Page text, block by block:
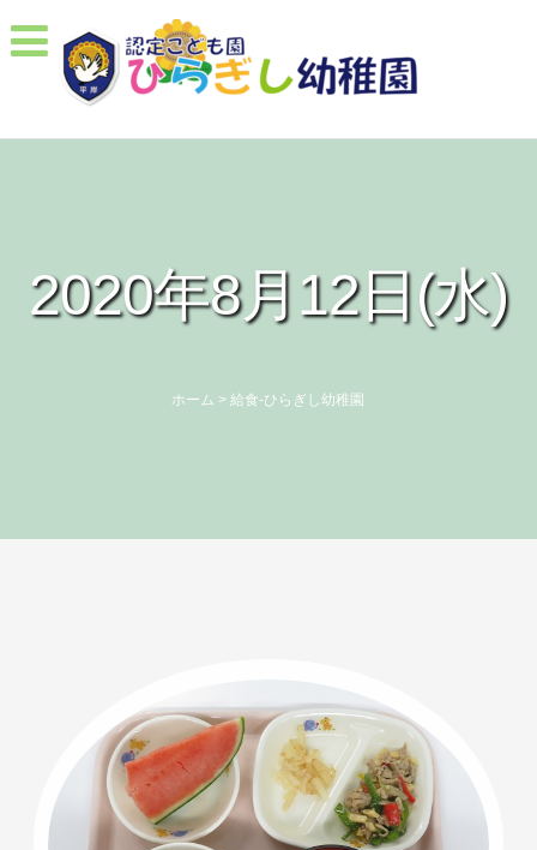
2020年8月12日(水)
ホーム >給食-ひらぎし幼稚園